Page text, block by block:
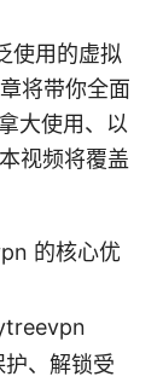
使用的虚拟
将带你全面
大使用、以
视频将覆盖
的核心优
、解锁受